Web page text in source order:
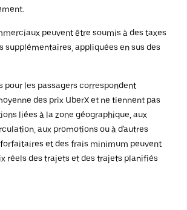
peuvent être soumis à des taxes
supplémentaires, appliquées en sus des
pour les passagers correspondent
des prix UberX et ne tiennent pas
liées à la zone géographique, aux
aux promotions ou à d'autres
et des frais minimum peuvent
réels des trajets et des trajets planifiés